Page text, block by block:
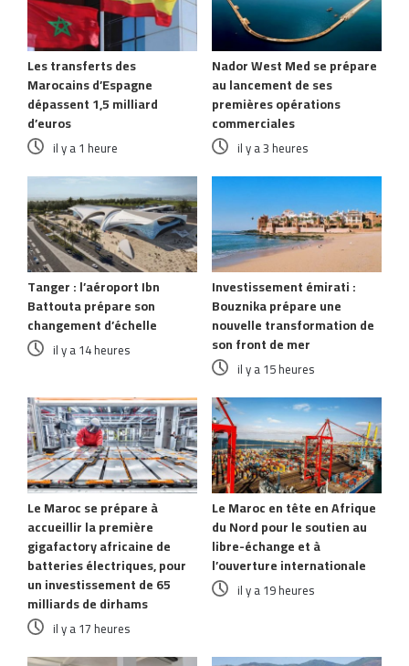
Les transferts des
Marocains d’Espagne
dépassent 1,5 milliard
d’euros
il y a 1 heure
Nador West Med se prépare
au lancement de ses
premières opérations
commerciales
il y a 3 heures
Tanger : l’aéroport Ibn
Battouta prépare son
changement d’échelle
il y a 14 heures
Investissement émirati :
Bouznika prépare une
nouvelle transformation de
son front de mer
il y a 15 heures
Le Maroc se prépare à
accueillir la première
gigafactory africaine de
batteries électriques, pour
un investissement de 65
milliards de dirhams
il y a 17 heures
Le Maroc en tête en Afrique
du Nord pour le soutien au
libre-échange et à
l’ouverture internationale
il y a 19 heures